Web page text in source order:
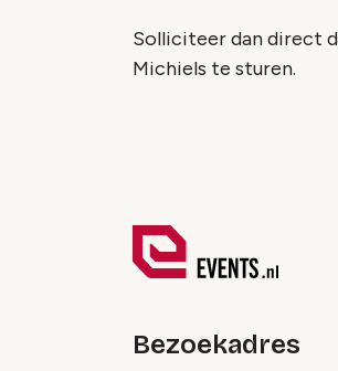
Solliciteer dan direct
Michiels te sturen.
Bezoekadres